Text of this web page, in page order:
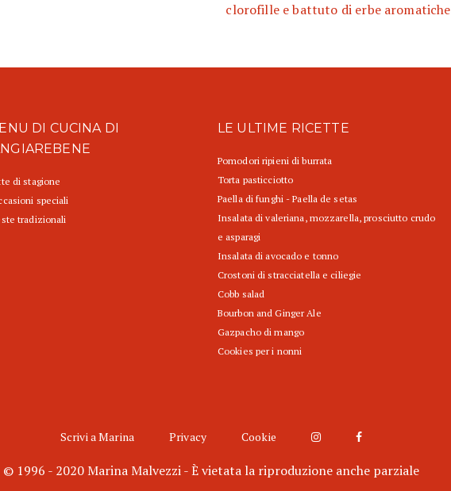
clorofille e battuto di erbe aromatiche
DI CUCINA DI
di stagione
speciali
tradizionali
LE ULTIME RICETTE
Pomodori ripieni di burrata
Torta pasticciotto
Paella di funghi - Paella de setas
Insalata di valeriana, mozzarella, prosciutto crudo
e asparagi
Insalata di avocado e tonno
Crostoni di stracciatella e ciliegie
Cobb salad
Bourbon and Ginger Ale
Gazpacho di mango
Cookies per i nonni
Scrivi a Marina Privacy Cookie
© 1996 - 2020 Marina Malvezzi - È vietata la riproduzione anche parziale